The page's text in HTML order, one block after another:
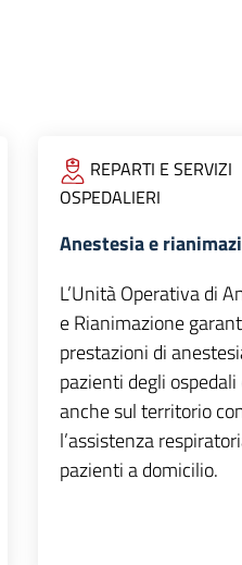
REPARTI E SERVIZI
OSPEDALIERI
Anestesia e
L’Unità Operativa di
e Rianimazione
prestazioni di
pazienti degli ospedali
anche sul territorio
l’assistenza
pazienti a domicilio.